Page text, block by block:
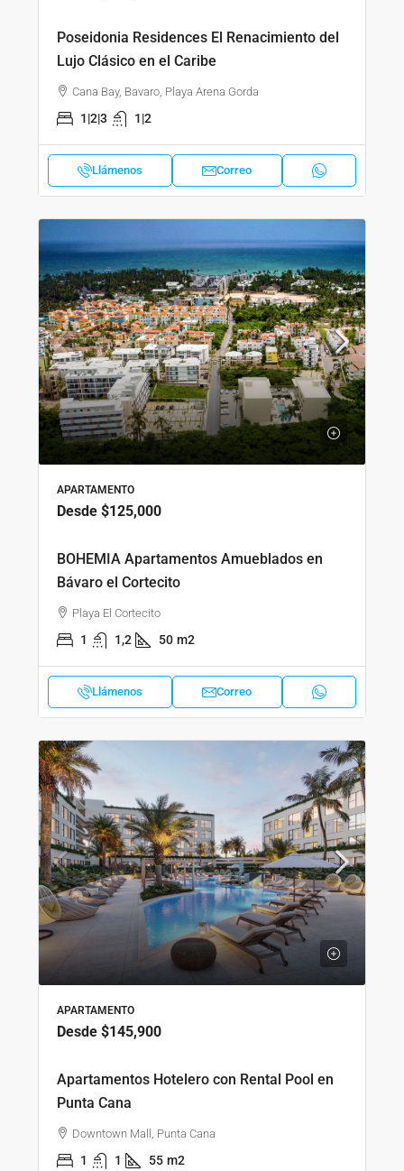
Poseidonia Residences El Renacimiento del
Lujo Clásico en el Caribe
Cana Bay, Bavaro, Playa Arena Gorda
1|2|3 1|2
Llámenos Correo
APARTAMENTO
Desde $125,000
BOHEMIA Apartamentos Amueblados en
Bávaro el Cortecito
Playa El Cortecito
1 1,2 50 m2
Llámenos Correo
APARTAMENTO
Desde $145,900
Apartamentos Hotelero con Rental Pool en
Punta Cana
Downtown Mall, Punta Cana
1 1 55 m2